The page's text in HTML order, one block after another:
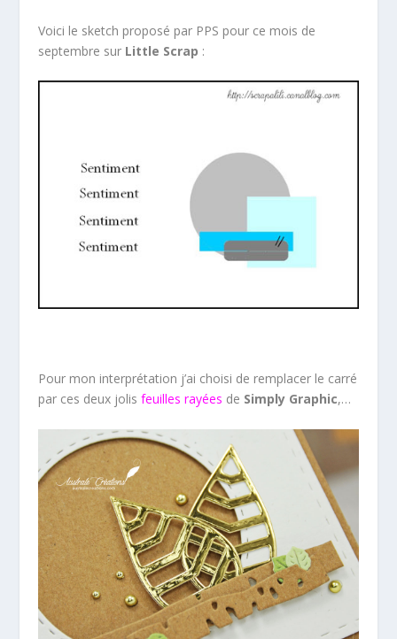
Voici le sketch proposé par PPS pour ce mois de
septembre sur Little Scrap :
Pour mon interprétation j’ai choisi de remplacer le carré
par ces deux jolis feuilles rayées de Simply Graphic,…